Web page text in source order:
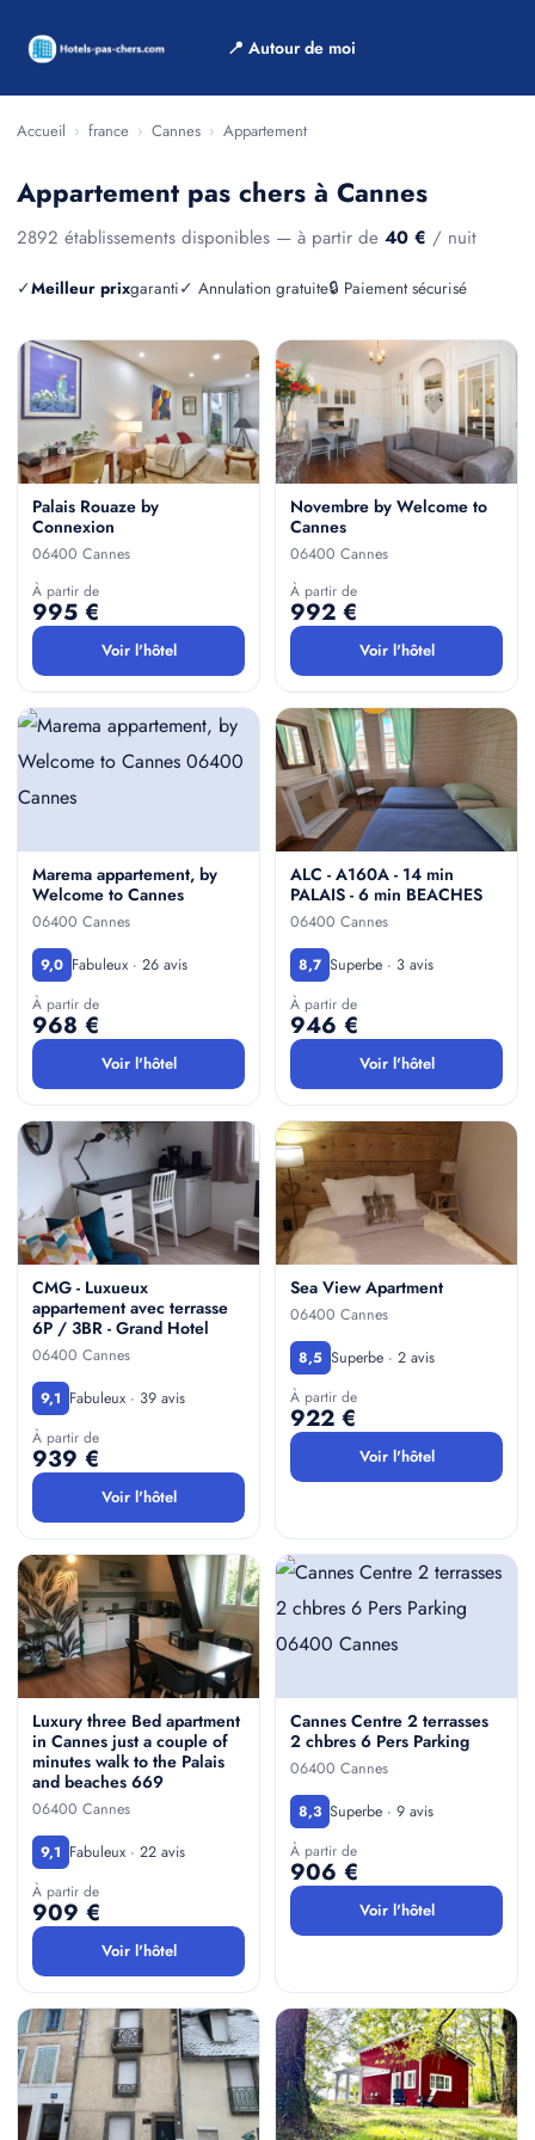
📍 Autour de moi
Accueil › france › Cannes › Appartement
Appartement pas chers à Cannes
2892 établissements disponibles — à partir de 40 € / nuit
✓Meilleur prixgaranti✓ Annulation gratuite🔒 Paiement sécurisé
Palais Rouaze by
Connexion
06400 Cannes
À partir de
995 €
Voir l'hôtel
Novembre by Welcome to
Cannes
06400 Cannes
À partir de
992 €
Voir l'hôtel
Marema appartement, by
Welcome to Cannes
06400 Cannes
9,0 Fabuleux · 26 avis
À partir de
968 €
Voir l'hôtel
ALC - A160A - 14 min
PALAIS - 6 min BEACHES
06400 Cannes
8,7 Superbe · 3 avis
À partir de
946 €
Voir l'hôtel
CMG - Luxueux
appartement avec terrasse
6P / 3BR - Grand Hotel
06400 Cannes
9,1 Fabuleux · 39 avis
À partir de
939 €
Voir l'hôtel
Sea View Apartment
06400 Cannes
8,5 Superbe · 2 avis
À partir de
922 €
Voir l'hôtel
Luxury three Bed apartment
in Cannes just a couple of
minutes walk to the Palais
and beaches 669
06400 Cannes
9,1 Fabuleux · 22 avis
À partir de
909 €
Voir l'hôtel
Cannes Centre 2 terrasses
2 chbres 6 Pers Parking
06400 Cannes
8,3 Superbe · 9 avis
À partir de
906 €
Voir l'hôtel